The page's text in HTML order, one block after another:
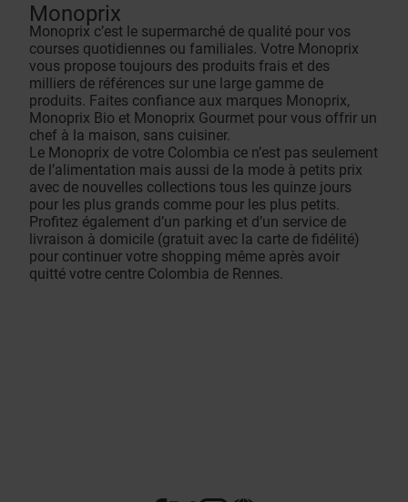
Monoprix
Monoprix c’est le supermarché de qualité pour vos
courses quotidiennes ou familiales. Votre Monoprix
vous propose toujours des produits frais et des
milliers de références sur une large gamme de
produits. Faites confiance aux marques Monoprix,
Monoprix Bio et Monoprix Gourmet pour vous offrir un
chef à la maison, sans cuisiner.
Le Monoprix de votre Colombia ce n’est pas seulement
de l’alimentation mais aussi de la mode à petits prix
avec de nouvelles collections tous les quinze jours
pour les plus grands comme pour les plus petits.
Profitez également d’un parking et d’un service de
livraison à domicile (gratuit avec la carte de fidélité)
pour continuer votre shopping même après avoir
quitté votre centre Colombia de Rennes.